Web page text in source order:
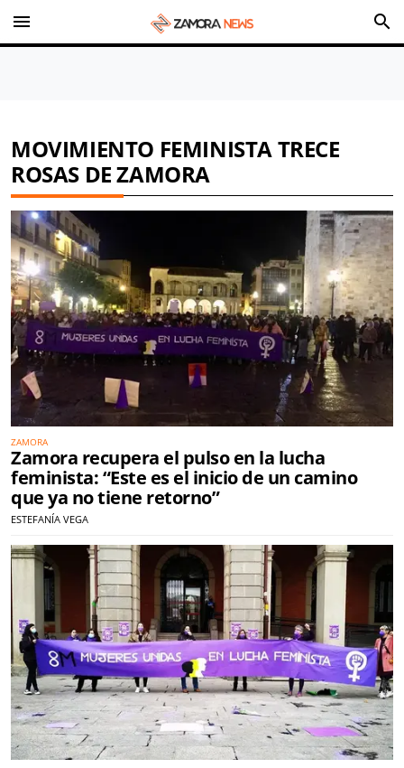
menu search
MOVIMIENTO FEMINISTA TRECE
ROSAS DE ZAMORA
ZAMORA
Zamora recupera el pulso en la lucha
feminista: “Este es el inicio de un camino
que ya no tiene retorno”
ESTEFANÍA VEGA